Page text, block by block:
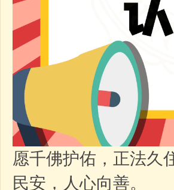
愿千佛护佑，正法久
民安，人心向善。